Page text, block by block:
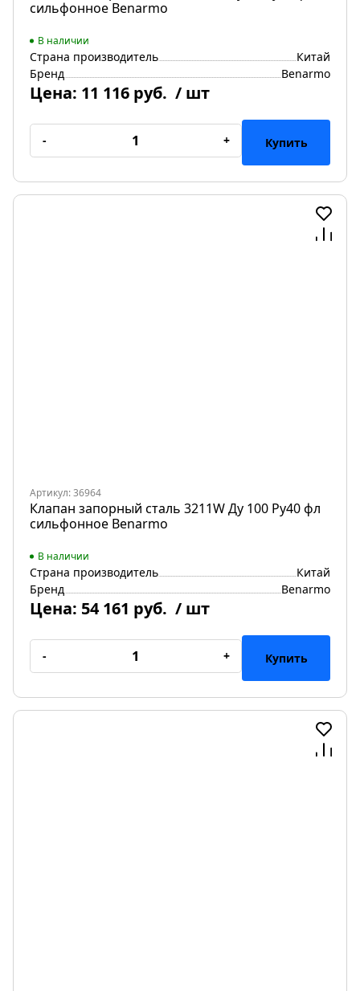
сильфонное Benarmo
В наличии
Страна производитель
Китай
Бренд
Benarmo
Цена: 11 116 руб. / шт
- + Купить
Артикул: 36964
Клапан запорный сталь 3211W Ду 100 Ру40 фл
сильфонное Benarmo
В наличии
Страна производитель
Китай
Бренд
Benarmo
Цена: 54 161 руб. / шт
- + Купить